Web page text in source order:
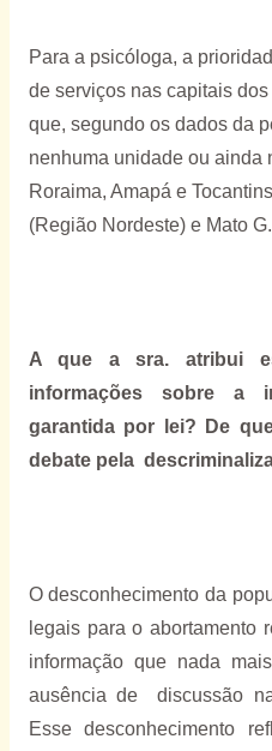
Para a psicóloga, a
de serviços nas capitais
que, segundo os dados da
nenhuma unidade ou ainda
Roraima, Amapá e
(Região Nordeste) e Mato
A que a sra. atribui
informações sobre a
garantida por lei? De
debate pela
O desconhecimento da
legais para o abortamento
informação que nada
ausência de
discussão
Esse desconhecimento